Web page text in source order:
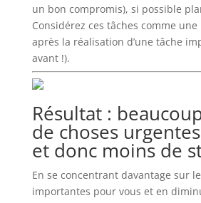
un bon compromis), si possible
Considérez ces tâches comme
après la réalisation d’une tâche
avant !).
Résultat :
de choses
et donc moins de
En se concentrant davantage sur
importantes pour vous et en